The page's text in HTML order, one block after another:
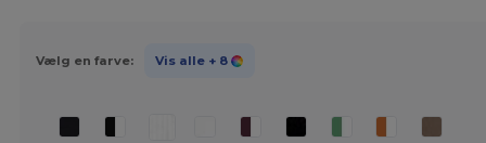
Vælg en farve: Vis alle + 8